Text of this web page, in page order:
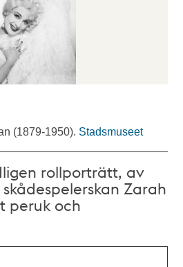
(1879-1950). Stadsmuseet
rollporträtt, av
Zarah
peruk och